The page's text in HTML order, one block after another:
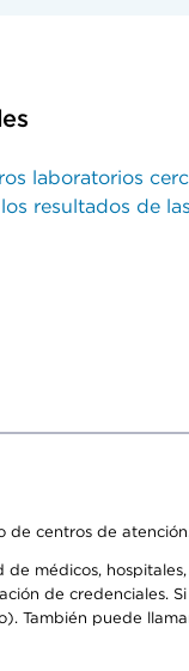
laboratorios
resultados de
de centros de
médicos,
de credenciales.
También puede